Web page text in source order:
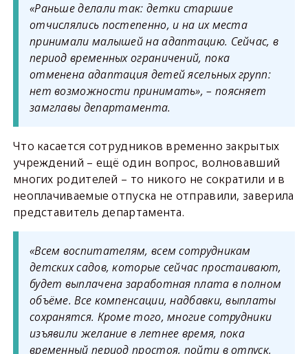
«Раньше делали так: детки старшие
отчислялись постепенно, и на их места
принимали малышей на адаптацию. Сейчас, в
период временных ограничений, пока
отменена адаптация детей ясельных групп:
нет возможности принимать», – поясняет
замглавы департамента.
Что касается сотрудников временно закрытых
учреждений – ещё один вопрос, волновавший
многих родителей – то никого не сократили и в
неоплачиваемые отпуска не отправили, заверила
представитель департамента.
«Всем воспитателям, всем сотрудникам
детских садов, которые сейчас простаивают,
будет выплачена заработная плата в полном
объёме. Все компенсации, надбавки, выплаты
сохранятся. Кроме того, многие сотрудники
изъявили желание в летнее время, пока
временный период простоя, пойти в отпуск.